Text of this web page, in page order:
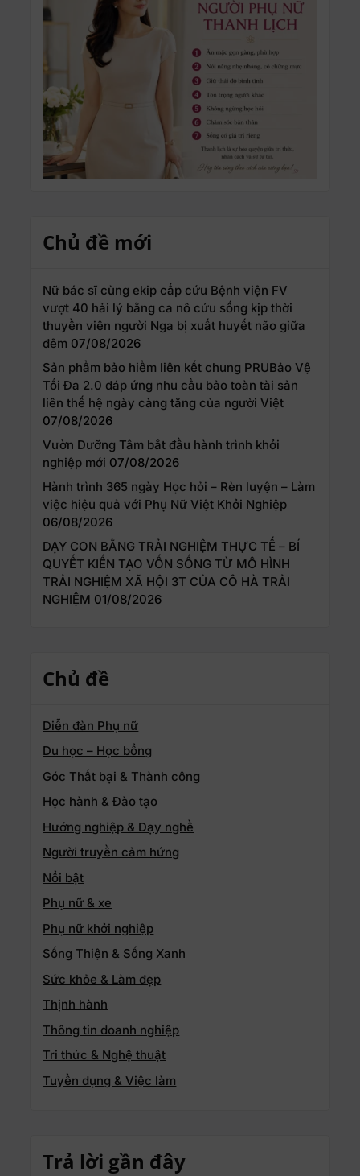
Chủ đề mới
Nữ bác sĩ cùng ekip cấp cứu Bệnh viện FV
vượt 40 hải lý bằng ca nô cứu sống kịp thời
thuyền viên người Nga bị xuất huyết não giữa
đêm 07/08/2026
Sản phẩm bảo hiểm liên kết chung PRUBảo Vệ
Tối Đa 2.0 đáp ứng nhu cầu bảo toàn tài sản
liên thế hệ ngày càng tăng của người Việt
07/08/2026
Vườn Dưỡng Tâm bắt đầu hành trình khởi
nghiệp mới 07/08/2026
Hành trình 365 ngày Học hỏi – Rèn luyện – Làm
việc hiệu quả với Phụ Nữ Việt Khởi Nghiệp
06/08/2026
DẠY CON BẰNG TRẢI NGHIỆM THỰC TẾ – BÍ
QUYẾT KIẾN TẠO VỐN SỐNG TỪ MÔ HÌNH
TRẢI NGHIỆM XÃ HỘI 3T CỦA CÔ HÀ TRẢI
NGHIỆM 01/08/2026
Chủ đề
Diễn đàn Phụ nữ
Du học – Học bổng
Góc Thất bại & Thành công
Học hành & Đào tạo
Hướng nghiệp & Dạy nghề
Người truyền cảm hứng
Nổi bật
Phụ nữ & xe
Phụ nữ khởi nghiệp
Sống Thiện & Sống Xanh
Sức khỏe & Làm đẹp
Thịnh hành
Thông tin doanh nghiệp
Tri thức & Nghệ thuật
Tuyển dụng & Việc làm
Trả lời gần đây